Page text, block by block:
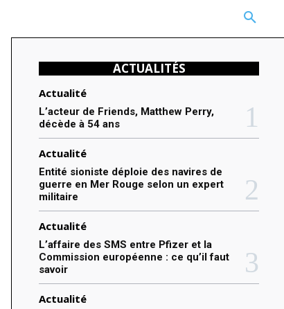
MORE
ACTUALITÉS
Actualité
L’acteur de Friends, Matthew Perry,
décède à 54 ans
Actualité
Entité sioniste déploie des navires de
guerre en Mer Rouge selon un expert
militaire
Actualité
L’affaire des SMS entre Pfizer et la
Commission européenne : ce qu’il faut
savoir
Actualité